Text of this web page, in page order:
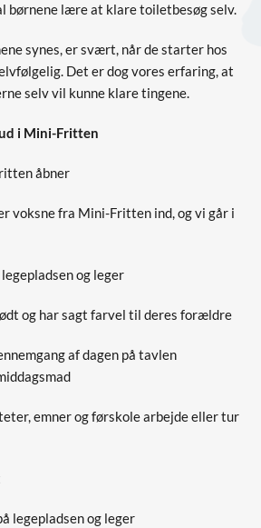
børnene lære at klare toiletbesøg selv.
synes, er svært, når de starter hos
Det er dog vores erfaring, at
selv vil kunne klare tingene.
i Mini-Fritten
åbner
voksne fra Mini-Fritten ind, og vi går i
og leger
og har sagt farvel til deres forældre
af dagen på tavlen
emner og førskole arbejde eller tur
legepladsen og leger